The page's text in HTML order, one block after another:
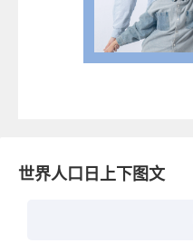
世界人口日上下图文